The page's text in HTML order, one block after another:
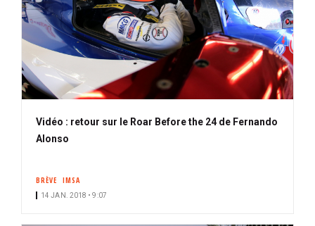
Vidéo : retour sur le Roar Before the 24 de Fernando
Alonso
BRÈVE IMSA
14 JAN. 2018 • 9:07